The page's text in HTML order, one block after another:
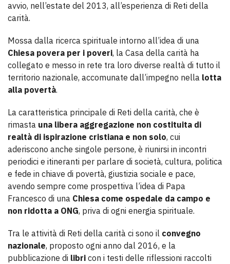
avvio, nell’estate del 2013, all’esperienza di Reti della
carità.
Mossa dalla ricerca spirituale intorno all’idea di una
Chiesa povera per i poveri, la Casa della carità ha
collegato e messo in rete tra loro diverse realtà di tutto il
territorio nazionale, accomunate dall’impegno nella lotta
alla povertà.
La caratteristica principale di Reti della carità, che è
rimasta una libera aggregazione non costituita di
realtà di ispirazione cristiana e non solo, cui
aderiscono anche singole persone, è riunirsi in incontri
periodici e itineranti per parlare di società, cultura, politica
e fede in chiave di povertà, giustizia sociale e pace,
avendo sempre come prospettiva l’idea di Papa
Francesco di una Chiesa come ospedale da campo e
non ridotta a ONG, priva di ogni energia spirituale.
Tra le attività di Reti della carità ci sono il convegno
nazionale, proposto ogni anno dal 2016, e la
pubblicazione di libri con i testi delle riflessioni raccolti